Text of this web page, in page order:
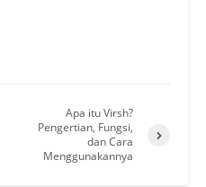
Apa itu Virsh?
Pengertian, Fungsi,
dan Cara
Menggunakannya